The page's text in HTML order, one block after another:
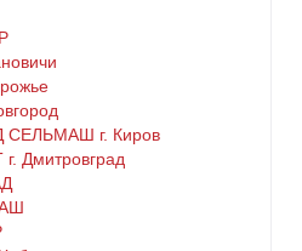
СЕЛЬМАШ г. Киров
Дмитровград